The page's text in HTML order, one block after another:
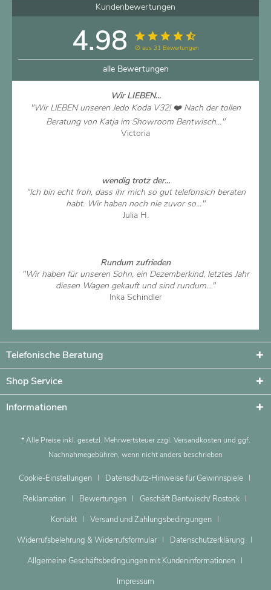
Kundenbewertungen
4.98 ∅ aus 31 Bewertungen
alle Bewertungen
Wir LIEBEN...
"Wir LIEBEN unseren Jedo Koda V32! ❤️ Nach der tollen
Beratung von Katja im Showroom Bentwisch..."
Victoria
wendig trotz der...
"Ich bin echt froh, dass ihr mich so gut telefonsich beraten
habt. Wir haben noch nie zuvor so..."
Julia H.
Rundum zufrieden
"Wir haben für unseren Sohn, ein Dezemberkind, letztes Jahr
diesen Wagen gekauft und sind rundum..."
Inka Schindler
Telefonische Beratung
Shop Service
Informationen
* Alle Preise inkl. gesetzl. Mehrwertsteuer zzgl. Versandkosten und ggf.
Nachnahmegebühren, wenn nicht anders beschrieben
Cookie-Einstellungen
Datenschutz-Hinweise für Gewinnspiele
Reklamation
Bewertungen
Geschäft Bentwisch/ Rostock
Kontakt
Versand und Zahlungsbedingungen
Widerrufsbelehrung & Widerrufsformular
Datenschutzerklärung
Allgemeine Geschäftsbedingungen mit Kundeninformationen
Impressum